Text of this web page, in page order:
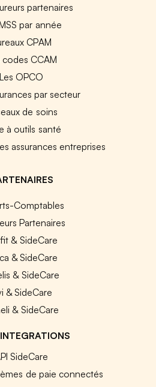
partenaires
par année
CPAM
codes CCAM
Les OPCO
par secteur
de soins
à outils santé
assurances entreprises
Comptables
Partenaires
& SideCare
& SideCare
& SideCare
& SideCare
& SideCare
SideCare
de paie connectés